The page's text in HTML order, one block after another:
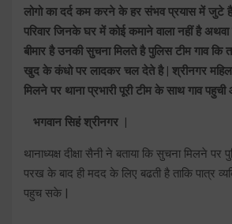
लोगो का दर्द कम करने के हर संभव प्रयास में जुटे है
परिवार जिनके घर में कोई कमाने वाला नहीं है
बीमार है उनकी सुचना मिलते है पुलिस टीम गाव कि
खुद के कंधो पर लादकर चल देते है | श्रीनगर
मिलने पर थाना प्रभारी पूरी टीम के साथ गाव
भगवान सिहं श्रीनगर |
थानाध्यक्ष दीक्षा सैनी ने बताया कि सुचना मिलने
परख के बाद ही मदद के लिए बढती है ताकि पात्र
पहुच सके |